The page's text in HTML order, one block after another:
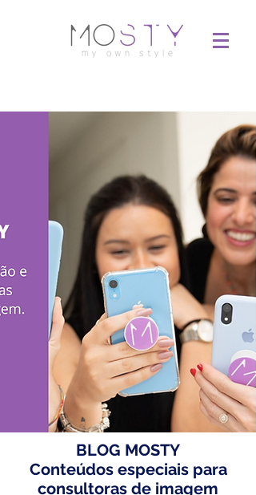
BLOG MOSTY
Conteúdos especiais para
consultoras de imagem